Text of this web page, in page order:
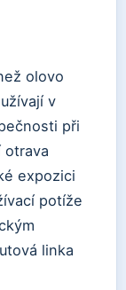
olovo
v
při
otrava
expozici
potíže
linka